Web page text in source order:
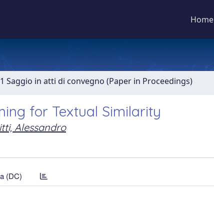
Home
Saggio in atti di convegno (Paper in Proceedings)
for Textual Similarity
Alessandro
(DC)